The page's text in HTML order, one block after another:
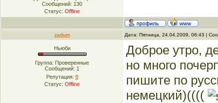
Сообщений: 130
Статус: Offline
zadum Дата: Пятница, 24.04.2009, 06:43 |
Ньюби
Группа: Проверенные
Сообщений: 1
Репутация: 0
Статус: Offline
Доброе утро,
но много
пишите по
немецкий)((((